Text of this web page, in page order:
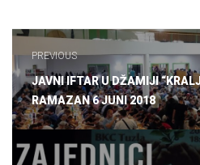
Navigacija
PREVIOUS
Previous
post:
JAVNI IFTAR U DŽAMIJI
RAMAZAN 6 JUNI 2018